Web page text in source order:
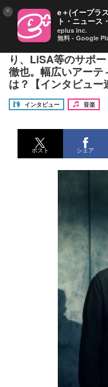
高橋優、ヨルシカ
り、LiSA等のサポ
徹也。幅広いアーテ
は？【インタビュー
インタビュー
音楽
ポスト シェア
× e＋(イープラ
ト・ニュース
eplus inc.
無料 - Google